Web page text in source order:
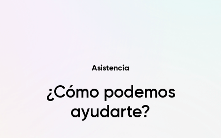
Asistencia
¿Cómo podemos
ayudarte?